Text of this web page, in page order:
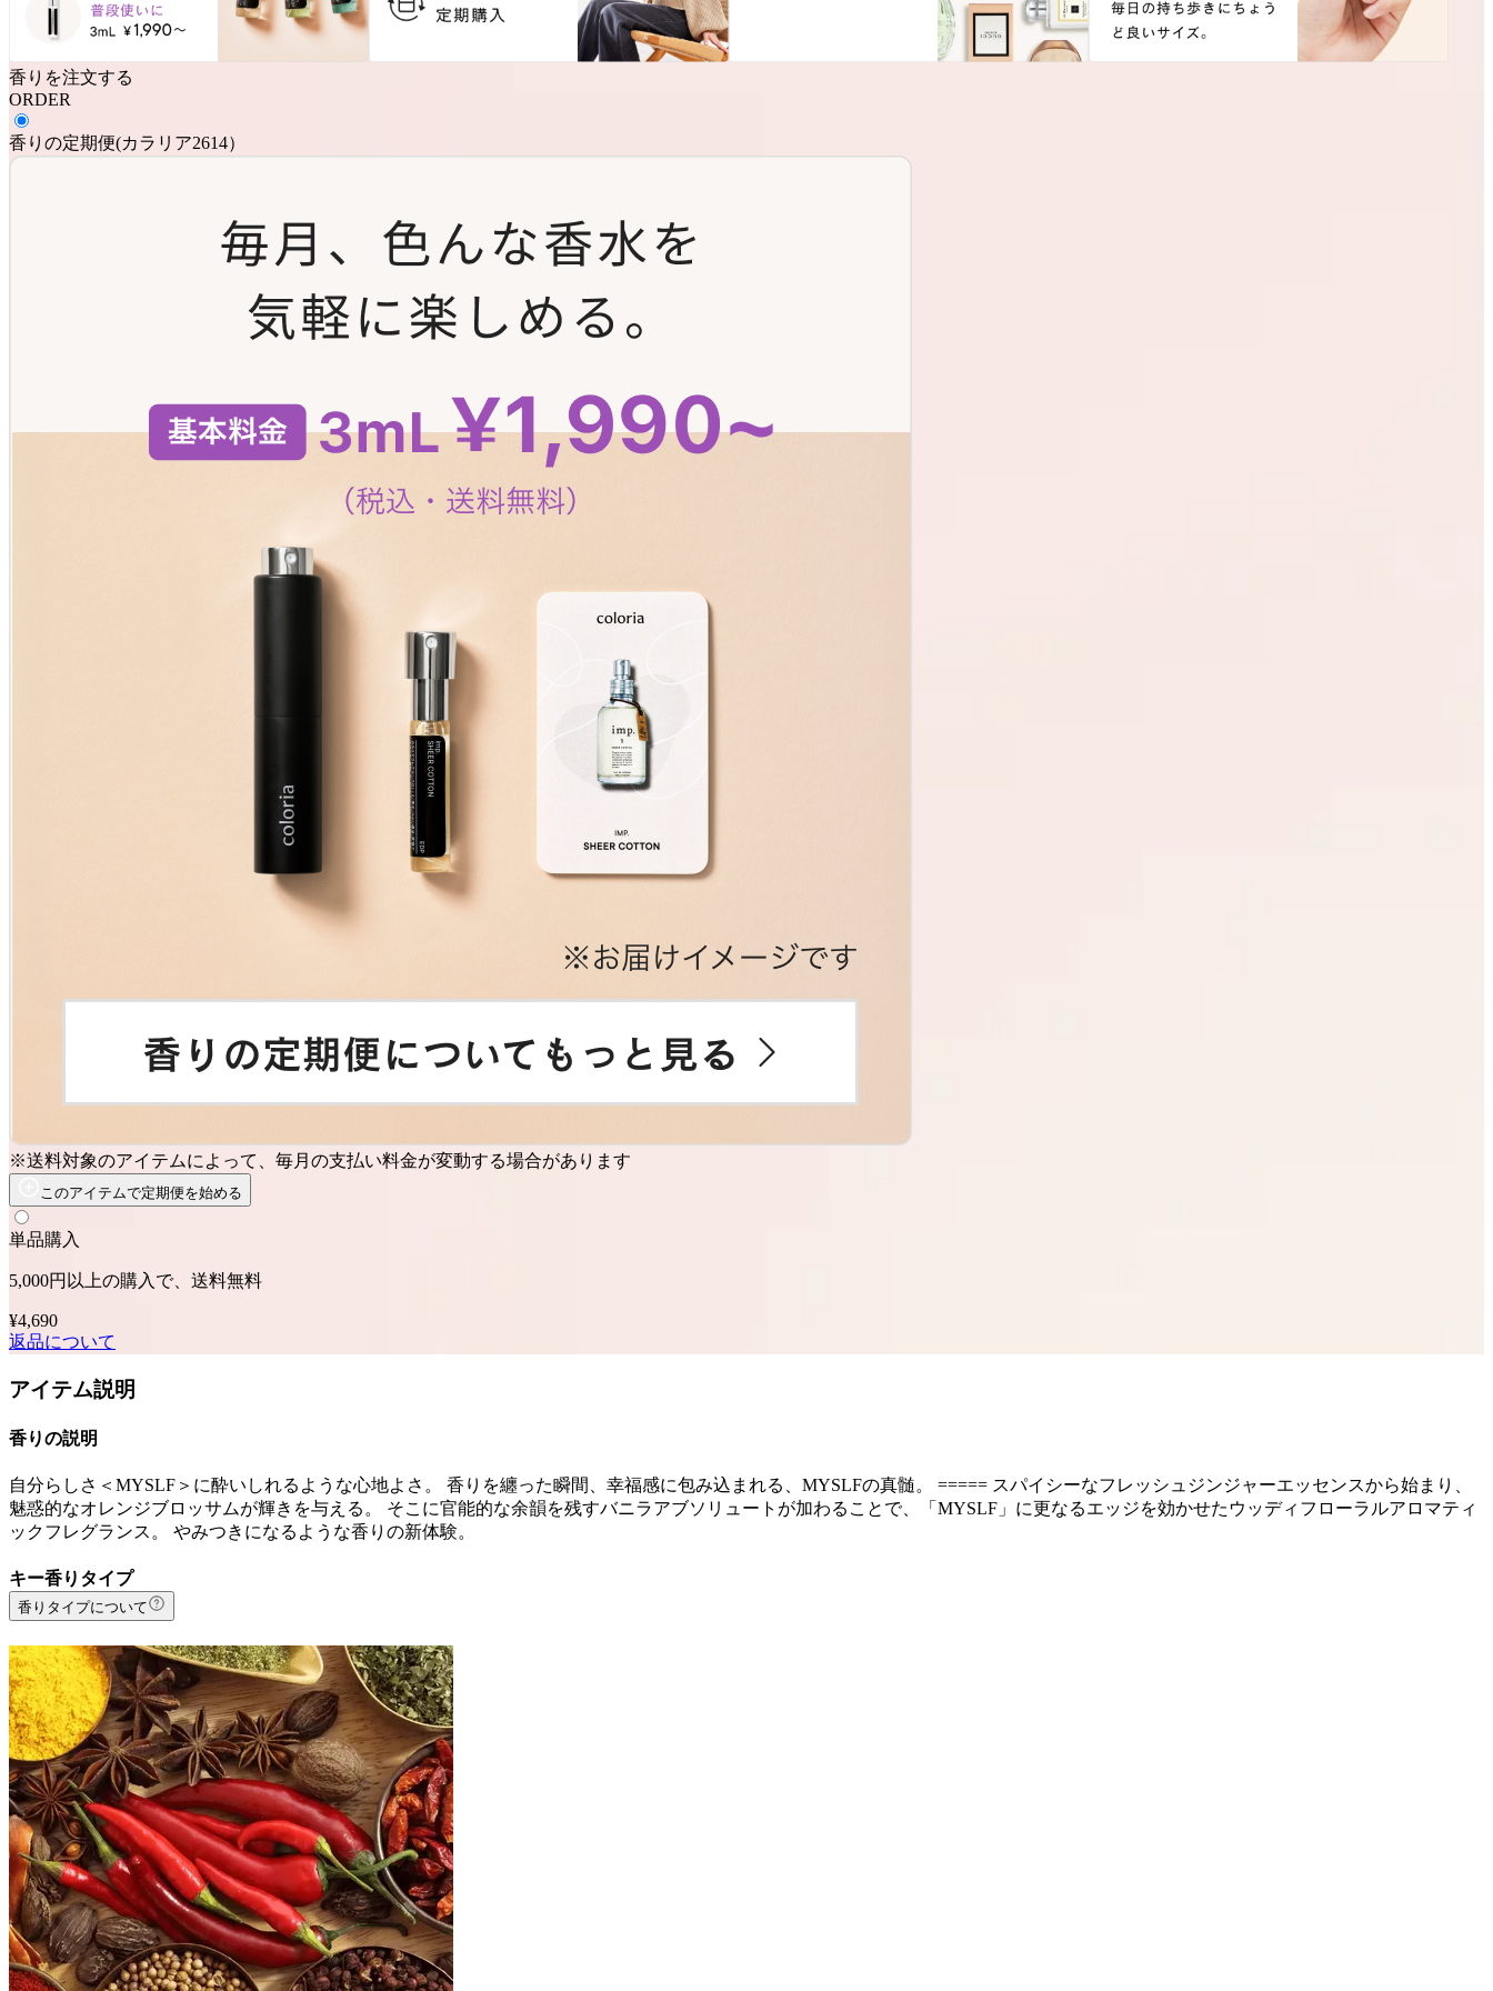
香りを注文する
ORDER
香りの定期便(カラリア2614）
※送料対象のアイテムによって、毎月の支払い料金が変動する場合があります
このアイテムで定期便を始める
単品購入
5,000円以上の購入で、送料無料
¥4,690
返品について
アイテム説明
香りの説明
自分らしさ＜MYSLF＞に酔いしれるような心地よさ。 香りを纏った瞬間、幸福感に包み込まれる、MYSLFの真髄。 ===== スパイシーなフレッシュジンジャーエッセンスから始まり、
魅惑的なオレンジブロッサムが輝きを与える。 そこに官能的な余韻を残すバニラアブソリュートが加わることで、「MYSLF」に更なるエッジを効かせたウッディフローラルアロマティ
ックフレグランス。 やみつきになるような香りの新体験。
キー香りタイプ
香りタイプについて